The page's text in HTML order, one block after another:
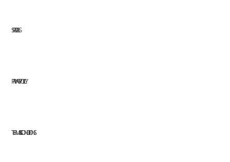
SPECIALS
PRIVACY POLICY
TERMS & CONDITIONS